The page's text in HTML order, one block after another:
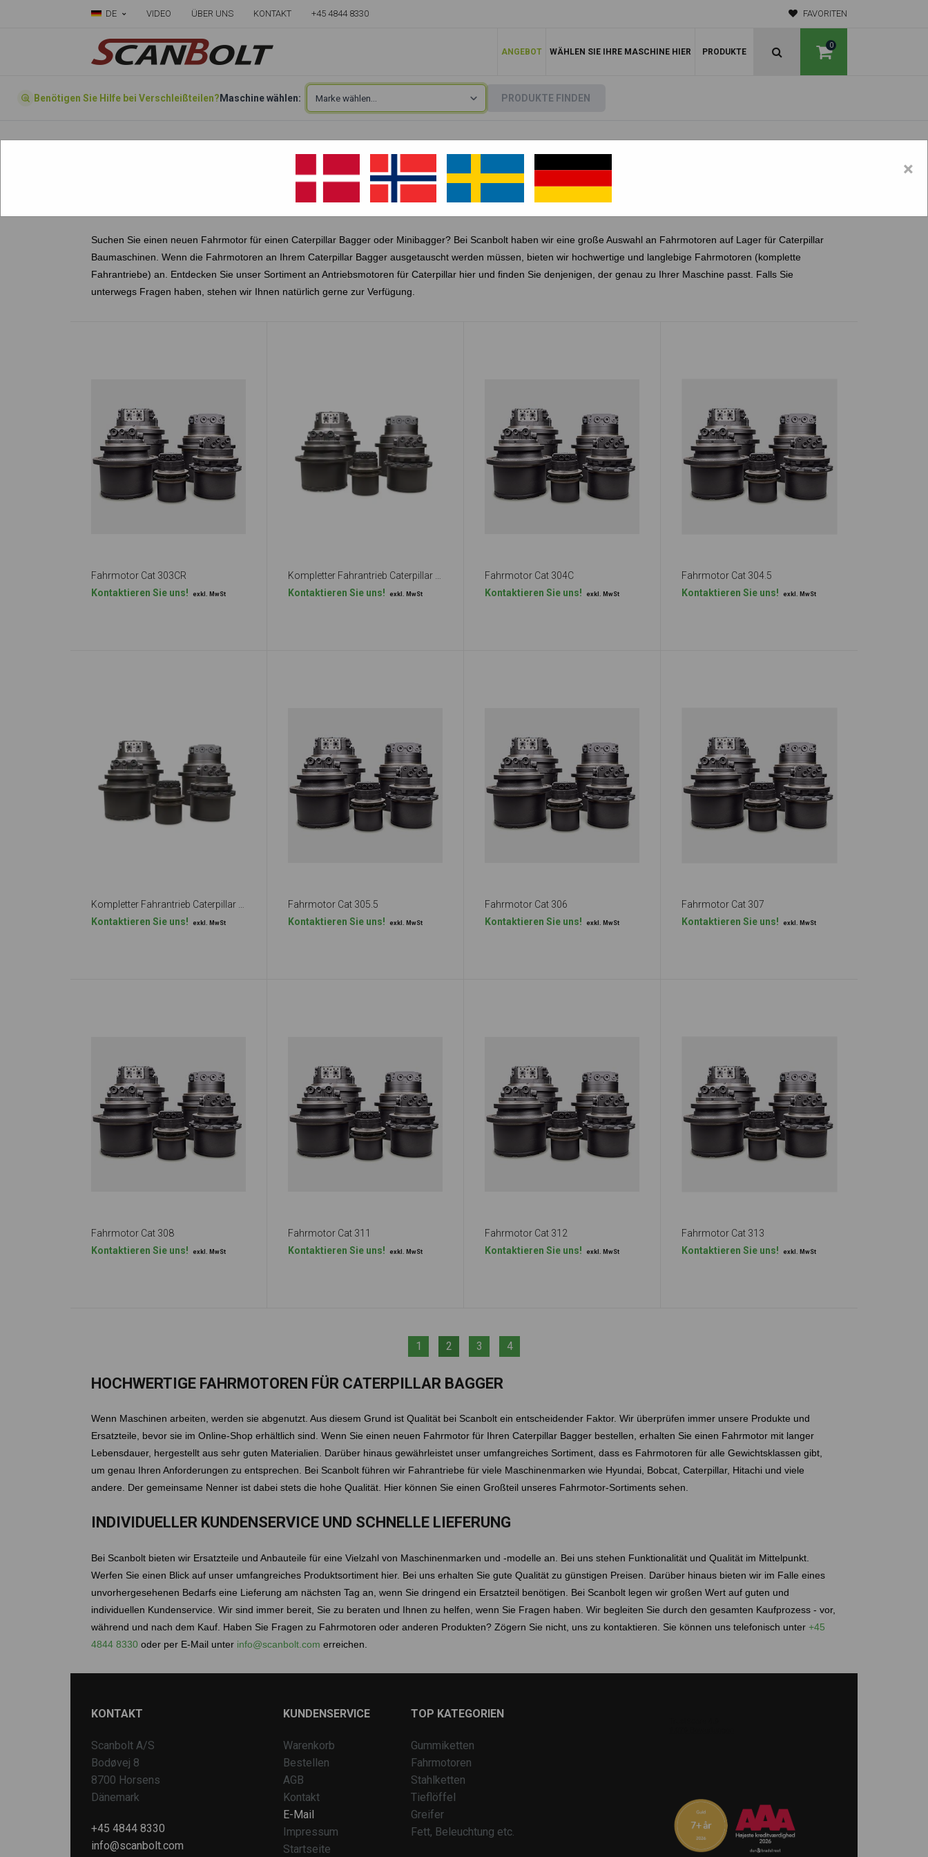
DE VIDEO ÜBER UNS KONTAKT +45 4844 8330 FAVORITEN
0
ANGEBOT WÄHLEN SIE IHRE MASCHINE HIER PRODUKTE
Benötigen Sie Hilfe bei Verschleißteilen? Maschine wählen: PRODUKTE FINDEN
FAHRMOTOREN CATERPILLAR
Suchen Sie einen neuen Fahrmotor für einen Caterpillar Bagger oder Minibagger? Bei Scanbolt haben wir eine große Auswahl an Fahrmotoren auf Lager für Caterpillar
Baumaschinen. Wenn die Fahrmotoren an Ihrem Caterpillar Bagger ausgetauscht werden müssen, bieten wir hochwertige und langlebige Fahrmotoren (komplette
Fahrantriebe) an. Entdecken Sie unser Sortiment an Antriebsmotoren für Caterpillar hier und finden Sie denjenigen, der genau zu Ihrer Maschine passt. Falls Sie
unterwegs Fragen haben, stehen wir Ihnen natürlich gerne zur Verfügung.
Fahrmotor Cat 303CR
Kontaktieren Sie uns!
exkl. MwSt
Kontaktieren Sie uns!
exkl. MwSt
Fahrmotor Cat 304C
Kontaktieren Sie uns!
exkl. MwSt
Fahrmotor Cat 304.5
Kontaktieren Sie uns!
exkl. MwSt
Kontaktieren Sie uns!
exkl. MwSt
Fahrmotor Cat 305.5
Kontaktieren Sie uns!
exkl. MwSt
Fahrmotor Cat 306
Kontaktieren Sie uns!
exkl. MwSt
Fahrmotor Cat 307
Kontaktieren Sie uns!
exkl. MwSt
Fahrmotor Cat 308
Kontaktieren Sie uns!
exkl. MwSt
Fahrmotor Cat 311
Kontaktieren Sie uns!
exkl. MwSt
Fahrmotor Cat 312
Kontaktieren Sie uns!
exkl. MwSt
Fahrmotor Cat 313
Kontaktieren Sie uns!
exkl. MwSt
1 2 3 4
HOCHWERTIGE FAHRMOTOREN FÜR CATERPILLAR BAGGER
Wenn Maschinen arbeiten, werden sie abgenutzt. Aus diesem Grund ist Qualität bei Scanbolt ein entscheidender Faktor. Wir überprüfen immer unsere Produkte und
Ersatzteile, bevor sie im Online-Shop erhältlich sind. Wenn Sie einen neuen Fahrmotor für Ihren Caterpillar Bagger bestellen, erhalten Sie einen Fahrmotor mit langer
Lebensdauer, hergestellt aus sehr guten Materialien. Darüber hinaus gewährleistet unser umfangreiches Sortiment, dass es Fahrmotoren für alle Gewichtsklassen gibt,
um genau Ihren Anforderungen zu entsprechen. Bei Scanbolt führen wir Fahrantriebe für viele Maschinenmarken wie Hyundai, Bobcat, Caterpillar, Hitachi und viele
andere. Der gemeinsame Nenner ist dabei stets die hohe Qualität. Hier können Sie einen Großteil unseres Fahrmotor-Sortiments sehen.
INDIVIDUELLER KUNDENSERVICE UND SCHNELLE LIEFERUNG
Bei Scanbolt bieten wir Ersatzteile und Anbauteile für eine Vielzahl von Maschinenmarken und -modelle an. Bei uns stehen Funktionalität und Qualität im Mittelpunkt.
Werfen Sie einen Blick auf unser umfangreiches Produktsortiment hier. Bei uns erhalten Sie gute Qualität zu günstigen Preisen. Darüber hinaus bieten wir im Falle eines
unvorhergesehenen Bedarfs eine Lieferung am nächsten Tag an, wenn Sie dringend ein Ersatzteil benötigen. Bei Scanbolt legen wir großen Wert auf guten und
individuellen Kundenservice. Wir sind immer bereit, Sie zu beraten und Ihnen zu helfen, wenn Sie Fragen haben. Wir begleiten Sie durch den gesamten Kaufprozess - vor,
während und nach dem Kauf. Haben Sie Fragen zu Fahrmotoren oder anderen Produkten? Zögern Sie nicht, uns zu kontaktieren. Sie können uns telefonisch unter +45
4844 8330 oder per E-Mail unter info@scanbolt.com erreichen.
KONTAKT
Scanbolt A/S
Bodøvej 8
8700 Horsens
Dänemark
+45 4844 8330
info@scanbolt.com
KUNDENSERVICE
Warenkorb
Bestellen
AGB
Kontakt
E-Mail
Impressum
Startseite
TOP KATEGORIEN
Gummiketten
Fahrmotoren
Stahlketten
Tieflöffel
Greifer
Fett, Beleuchtung etc.
×